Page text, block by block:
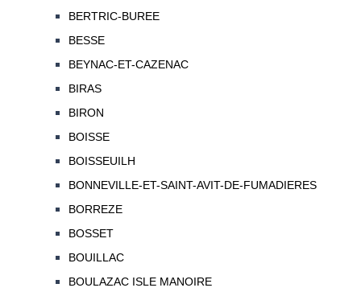
BERTRIC-BUREE
BESSE
BEYNAC-ET-CAZENAC
BIRAS
BIRON
BOISSE
BOISSEUILH
BONNEVILLE-ET-SAINT-AVIT-DE-FUMADIERES
BORREZE
BOSSET
BOUILLAC
BOULAZAC ISLE MANOIRE